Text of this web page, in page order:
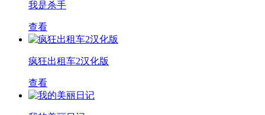
我是杀手
查看
疯狂出租车2汉化版
查看